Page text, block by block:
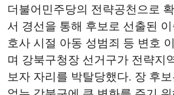
더불어민주당의 전략공천으로
서 경선을 통해 후보로 선출된
호사 시절 아동 성범죄 등 변호
며 강북구청장 선거구가 전략지
보자 자리를 박탈당했다. 장 후